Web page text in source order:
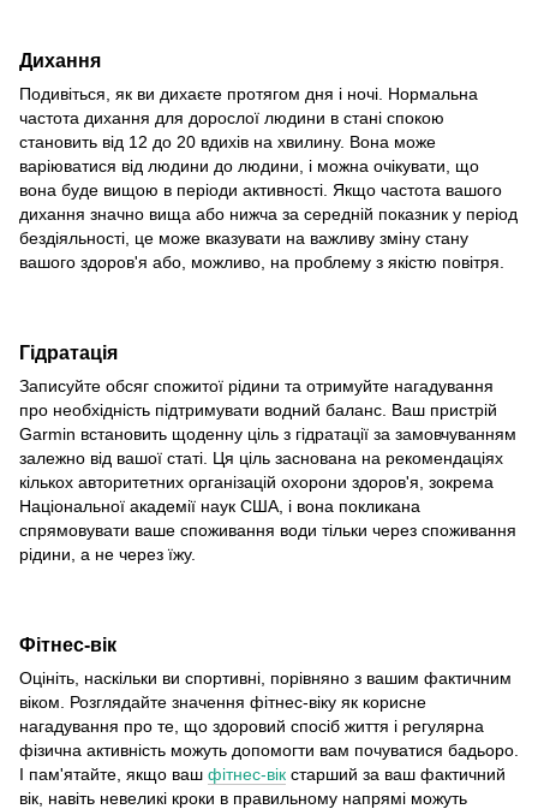
Дихання
Подивіться, як ви дихаєте протягом дня і ночі. Нормальна
частота дихання для дорослої людини в стані спокою
становить від 12 до 20 вдихів на хвилину. Вона може
варіюватися від людини до людини, і можна очікувати, що
вона буде вищою в періоди активності. Якщо частота вашого
дихання значно вища або нижча за середній показник у період
бездіяльності, це може вказувати на важливу зміну стану
вашого здоров'я або, можливо, на проблему з якістю повітря.
Гідратація
Записуйте обсяг спожитої рідини та отримуйте нагадування
про необхідність підтримувати водний баланс. Ваш пристрій
Garmin встановить щоденну ціль з гідратації за замовчуванням
залежно від вашої статі. Ця ціль заснована на рекомендаціях
кількох авторитетних організацій охорони здоров'я, зокрема
Національної академії наук США, і вона покликана
спрямовувати ваше споживання води тільки через споживання
рідини, а не через їжу.
Фітнес-вік
Оцініть, наскільки ви спортивні, порівняно з вашим фактичним
віком. Розглядайте значення фітнес-віку як корисне
нагадування про те, що здоровий спосіб життя і регулярна
фізична активність можуть допомогти вам почуватися бадьоро.
І пам'ятайте, якщо ваш фітнес-вік старший за ваш фактичний
вік, навіть невеликі кроки в правильному напрямі можуть